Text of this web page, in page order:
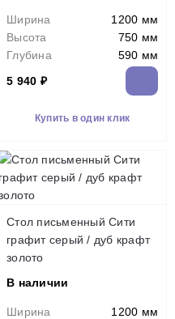
Ширина
1200 мм
Высота
750 мм
Глубина
590 мм
5 940 ₽
Купить в один клик
Стол письменный Сити
графит серый / дуб крафт
золото
В наличии
Ширина
1200 мм